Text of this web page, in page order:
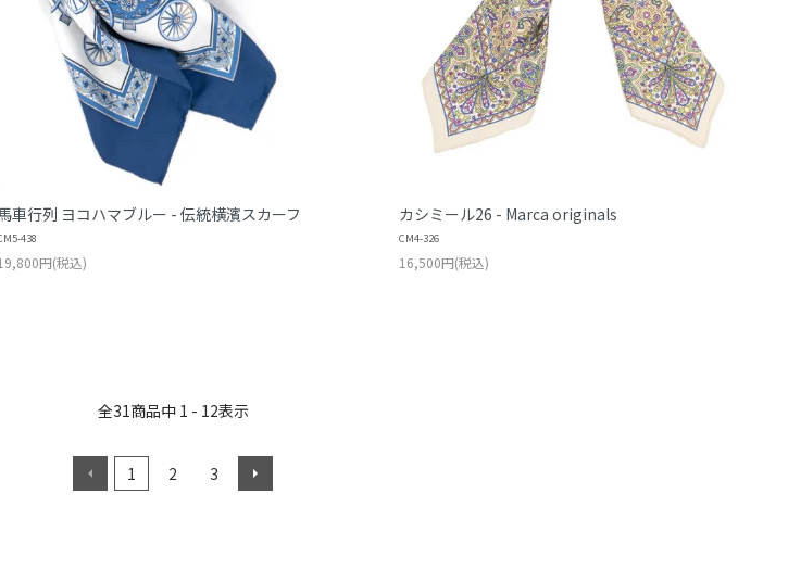
車行列 ヨコハマブルー - 伝統横濱スカーフ
438
円(税込)
カシミール26 - Marca originals
CM4-326
16,500円(税込)
全31商品中 1 - 12表示
1 2 3